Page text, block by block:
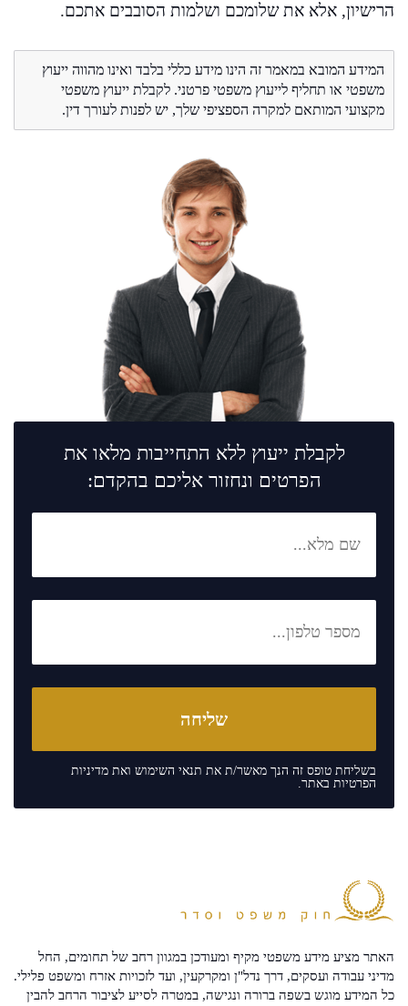
הרישיון, אלא את שלומכם ושלמות הסובבים אתכם.
המידע המובא במאמר זה הינו מידע כללי בלבד ואינו מהווה ייעוץ
משפטי או תחליף לייעוץ משפטי פרטני. לקבלת ייעוץ משפטי
מקצועי המותאם למקרה הספציפי שלך, יש לפנות לעורך דין.
לקבלת ייעוץ ללא התחייבות מלאו את
הפרטים ונחזור אליכם בהקדם:
בשליחת טופס זה הנך מאשר/ת את תנאי השימוש ואת מדיניות
הפרטיות באתר.
האתר מציע מידע משפטי מקיף ומעודכן במגוון רחב של תחומים, החל
מדיני עבודה ועסקים, דרך נדל"ן ומקרקעין, ועד לזכויות אזרח ומשפט פלילי.
כל המידע מוגש בשפה ברורה ונגישה, במטרה לסייע לציבור הרחב להבין